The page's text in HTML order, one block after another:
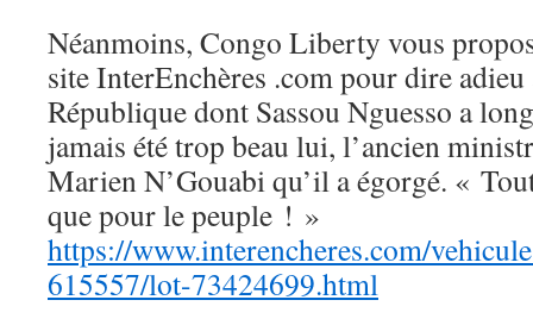
Néanmoins, Congo Liberty vous
site InterEnchères .com pour dire adieu
République dont Sassou Nguesso a
jamais été trop beau lui, l’ancien
Marien N’Gouabi qu’il a égorgé. «
que pour le peuple ! »
https://www.interencheres.com/
615557/lot-73424699.html